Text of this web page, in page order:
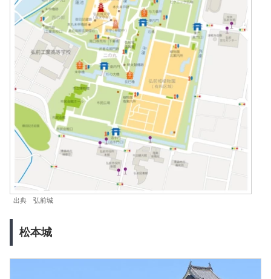
出典 弘前城
松本城